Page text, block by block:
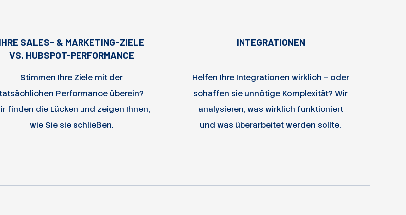
IHRE SALES- & MARKETING-ZIELE
VS. HUBSPOT-PERFORMANCE
Stimmen Ihre Ziele mit der
tatsächlichen Performance überein?
finden die Lücken und zeigen Ihnen,
wie Sie sie schließen.
INTEGRATIONEN
Helfen Ihre Integrationen wirklich – oder
schaffen sie un­nötige Kom­ple­xität? Wir
ana­lysieren, was wirklich funktioniert
und was über­arbeitet werden sollte.